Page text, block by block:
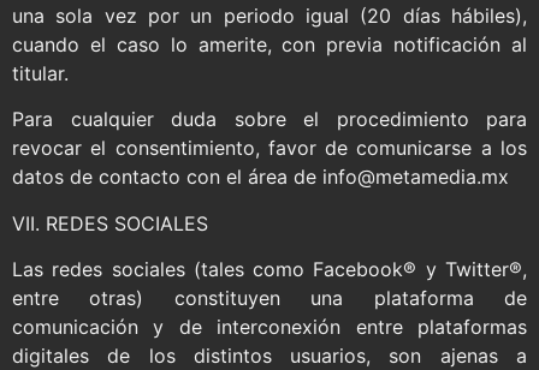
una sola vez por un periodo igual (20 días hábiles),
cuando el caso lo amerite, con previa notificación al
titular.
Para cualquier duda sobre el procedimiento para
revocar el consentimiento, favor de comunicarse a los
datos de contacto con el área de info@metamedia.mx
VII. REDES SOCIALES
Las redes sociales (tales como Facebook® y Twitter®,
entre otras) constituyen una plataforma de
comunicación y de interconexión entre plataformas
digitales de los distintos usuarios, son ajenas a